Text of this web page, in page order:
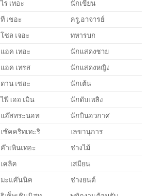
ไร เทอะ
นักเขียน
ที เชอะ
ครู,อาจารย์
โซล เจอะ
ทหารบก
แอค เทอะ
นักแสดงชาย
แอค เทรส
นักแสดงหญิง
ดาน เซอะ
นักเต้น
ไฟ๊ เออ เมิน
นักดับเพลิง
แอ๊สทระนอท
นักบินอวกาศ
เซ๊คคริทเทะริ
เลขานุการ
ค๊าเพินเทอะ
ช่างไม้
เคลิค
เสมียน
มะแค๊นนิค
ช่างยนต์